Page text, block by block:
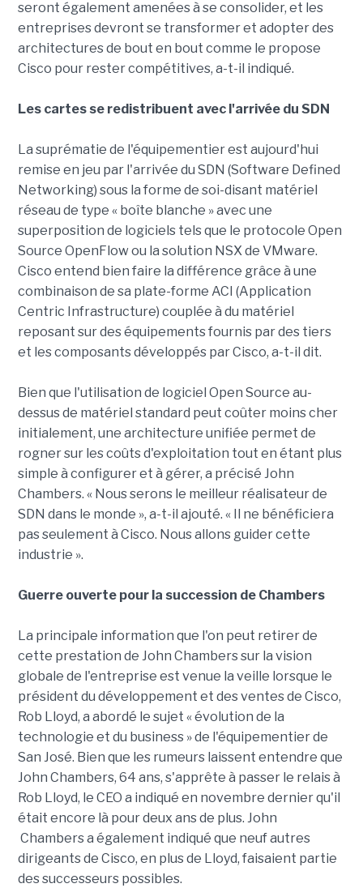
seront également amenées à se consolider, et les
entreprises devront se transformer et adopter des
architectures de bout en bout comme le propose
Cisco pour rester compétitives, a-t-il indiqué.
Les cartes se redistribuent avec l'arrivée du SDN
La suprématie de l'équipementier est aujourd'hui
remise en jeu par l'arrivée du SDN (Software Defined
Networking) sous la forme de soi-disant matériel
réseau de type « boîte blanche » avec une
superposition de logiciels tels que le protocole Open
Source OpenFlow ou la solution NSX de VMware.
Cisco entend bien faire la différence grâce à une
combinaison de sa plate-forme ACI (Application
Centric Infrastructure) couplée à du matériel
reposant sur des équipements fournis par des tiers
et les composants développés par Cisco, a-t-il dit.
Bien que l'utilisation de logiciel Open Source au-
dessus de matériel standard peut coûter moins cher
initialement, une architecture unifiée permet de
rogner sur les coûts d'exploitation tout en étant plus
simple à configurer et à gérer, a précisé John
Chambers. « Nous serons le meilleur réalisateur de
SDN dans le monde », a-t-il ajouté. « Il ne bénéficiera
pas seulement à Cisco. Nous allons guider cette
industrie ».
Guerre ouverte pour la succession de Chambers
La principale information que l'on peut retirer de
cette prestation de John Chambers sur la vision
globale de l'entreprise est venue la veille lorsque le
président du développement et des ventes de Cisco,
Rob Lloyd, a abordé le sujet « évolution de la
technologie et du business » de l'équipementier de
San José. Bien que les rumeurs laissent entendre que
John Chambers, 64 ans, s'apprête à passer le relais à
Rob Lloyd, le CEO a indiqué en novembre dernier qu'il
était encore là pour deux ans de plus. John
Chambers a également indiqué que neuf autres
dirigeants de Cisco, en plus de Lloyd, faisaient partie
des successeurs possibles.